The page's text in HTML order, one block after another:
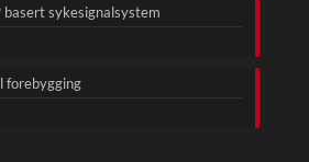
sykesignalsystem
forebygging